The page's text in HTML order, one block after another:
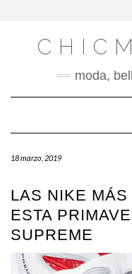
moda,
18 marzo, 2019
LAS NIKE
ESTA
SUPREME